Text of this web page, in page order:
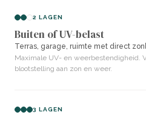
Normale Beton Ciré
met een spaan. Het heeft een
maar bestaat uit cement of
2 LAGEN
Buiten of UV-belast
Terras, garage, ruimte met direct
Maximale UV- en weerbestendigheid.
blootstelling aan zon en weer.
3 LAGEN